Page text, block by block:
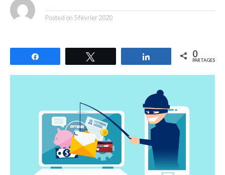
Posted on 5 février 2020
Partagez 0
PARTAGES